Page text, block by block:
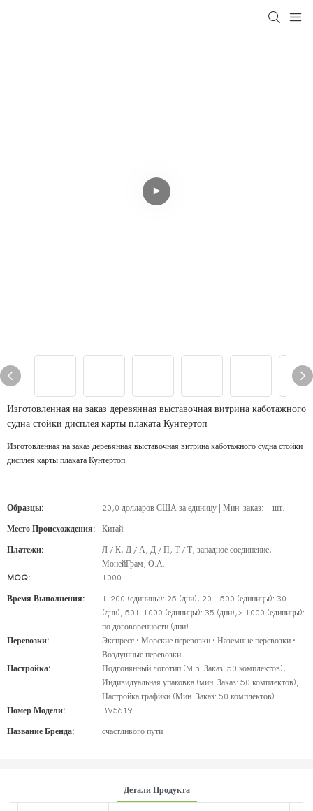
Изготовленная на заказ деревянная выставочная витрина каботажного
судна стойки дисплея карты плаката Кунтертоп
Изготовленная на заказ деревянная выставочная витрина каботажного судна стойки
дисплея карты плаката Кунтертоп
Образцы: 20,0 долларов США за единицу | Мин. заказ: 1 шт.
Место Происхождения: Китай
Платежи:
Л / К, Д / А, Д / П, Т / Т, западное соединение,
МонейГрам, О.А.
MOQ:
1000
Время Выполнения:
1-200 (единицы): 25 (дни), 201-500 (единицы): 30
(дни), 501-1000 (единицы): 35 (дни),> 1000 (единицы):
по договоренности (дни)
Перевозки:
Экспресс · Морские перевозки · Наземные перевозки ·
Воздушные перевозки
Настройка:
Подгонянный логотип (Min. Заказ: 50 комплектов),
Индивидуальная упаковка (мин. Заказ: 50 комплектов),
Настройка графики (Мин. Заказ: 50 комплектов)
Номер Модели:
BV5619
Название Бренда: счастливого пути
Детали Продукта